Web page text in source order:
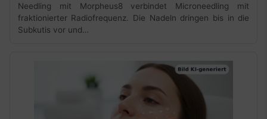
Needling mit Morpheus8 verbindet Microneedling mit
fraktionierter Radiofrequenz. Die Nadeln dringen bis in die
Subkutis vor und…